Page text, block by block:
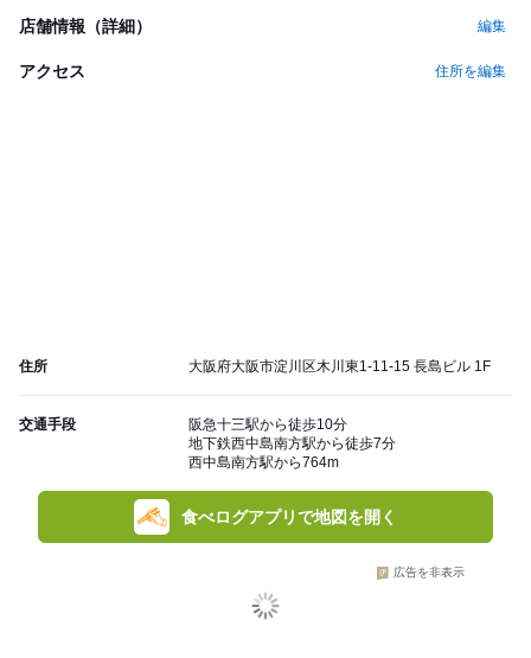
店舗情報（詳細） 編集
アクセス 住所を編集
住所 大阪府大阪市淀川区木川東1-11-15 長島ビル 1F
交通手段
阪急十三駅から徒歩10分
地下鉄西中島南方駅から徒歩7分
西中島南方駅から764m
食べログアプリで地図を開く
広告を非表示